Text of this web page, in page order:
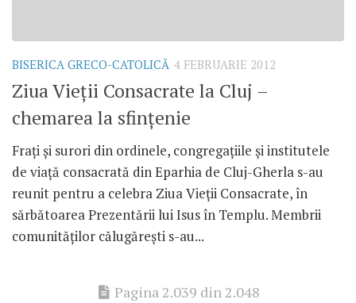
BISERICA GRECO-CATOLICĂ 4 FEBRUARIE 2012
Ziua Vieţii Consacrate la Cluj –
chemarea la sfinţenie
Fraţi şi surori din ordinele, congregaţiile şi institutele
de viaţă consacrată din Eparhia de Cluj-Gherla s-au
reunit pentru a celebra Ziua Vieţii Consacrate, în
sărbătoarea Prezentării lui Isus în Templu. Membrii
comunităţilor călugăreşti s-au...
Pagina 2.039 din 2.048